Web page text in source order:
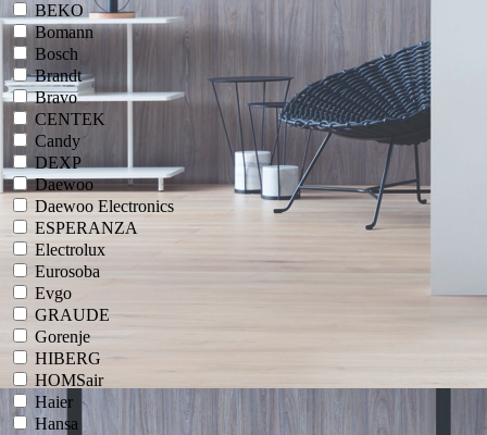
BEKO
Bomann
Bosch
Brandt
Bravo
CENTEK
Candy
DEXP
Daewoo
Daewoo Electronics
ESPERANZA
Electrolux
Eurosoba
Evgo
GRAUDE
Gorenje
HIBERG
HOMSair
Haier
Hansa